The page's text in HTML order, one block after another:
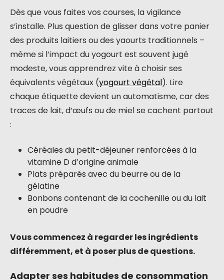
Dès que vous faites vos courses, la vigilance
s’installe. Plus question de glisser dans votre panier
des produits laitiers ou des yaourts traditionnels –
même si l’impact du yogourt est souvent jugé
modeste, vous apprendrez vite à choisir ses
équivalents végétaux (yogourt végétal). Lire
chaque étiquette devient un automatisme, car des
traces de lait, d’œufs ou de miel se cachent partout
:
Céréales du petit-déjeuner renforcées à la
vitamine D d’origine animale
Plats préparés avec du beurre ou de la
gélatine
Bonbons contenant de la cochenille ou du lait
en poudre
Vous commencez à regarder les ingrédients
différemment, et à poser plus de questions.
Adapter ses habitudes de consommation